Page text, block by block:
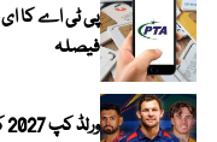
پی ٹی اے کا ای
فیصلہ